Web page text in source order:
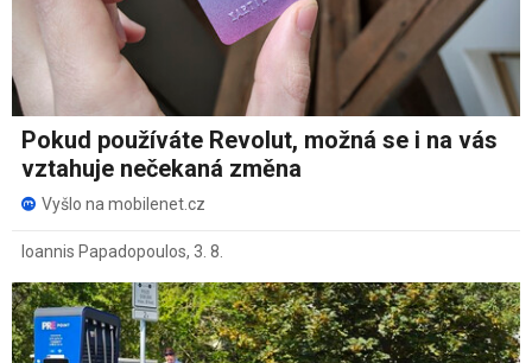
Pokud používáte Revolut, možná se i na vás
vztahuje nečekaná změna
Vyšlo na mobilenet.cz
Ioannis Papadopoulos, 3. 8.